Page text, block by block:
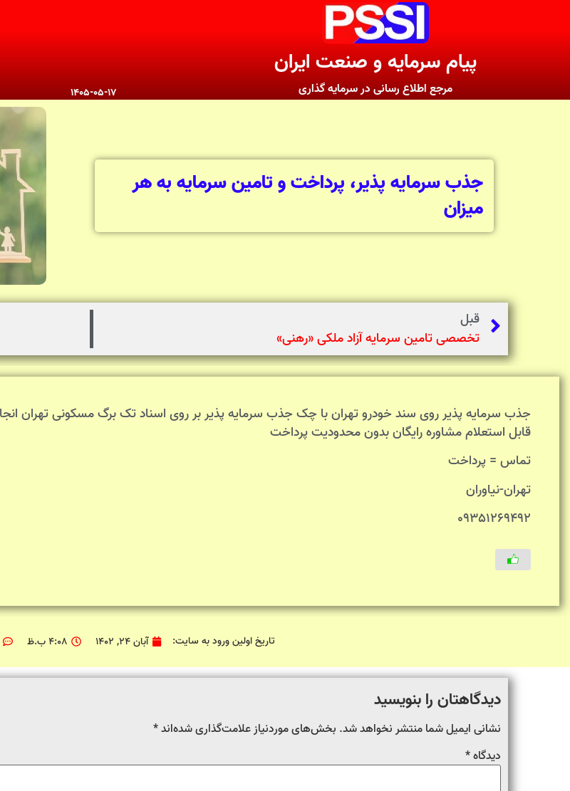
پیام سرمایه و صنعت ایران
مرجع اطلاع رسانی در سرمایه گذاری 1405-05-17
جذب سرمایه پذیر، پرداخت و تامین سرمایه به هر
میزان
قبل
تخصصی تامین سرمایه آزاد ملکی «رهنی»
قابل استعلام مشاوره رایگان بدون محدودیت پرداخت
تماس = پرداخت
تهران-نیاوران
09351269492
تاریخ اولین ورود به سایت: آبان 24, 1402 4:08 ب.ظ
دیدگاهتان را بنویسید
نشانی ایمیل شما منتشر نخواهد شد. بخش‌های موردنیاز علامت‌گذاری شده‌اند*
دیدگاه*